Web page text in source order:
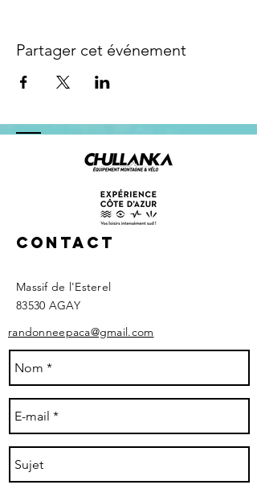
Partager cet événement
Contact
Massif de l'Esterel
83530 AGAY ​
randonneepaca@gmail.com